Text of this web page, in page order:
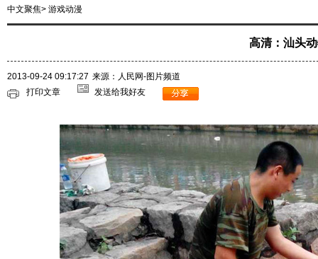
中文聚焦> 游戏动漫
高清：汕头
2013-09-24 09:17:27 来源：人民网-图片频道
打印文章
发送给我好友